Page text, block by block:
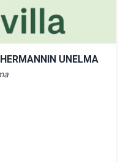
UNELMA